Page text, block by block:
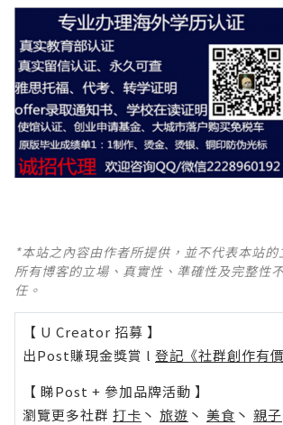
*本站之內容由作者所提供，並不代表本站
所有博客的立場、真實性、準確性及完整性
任。
【 U Creator 招募 】
出Post賺現金獎賞 l 登記《社群創作有價
【 睇Post + 參加品牌活動 】
瀏覽更多社群 打卡 丶 旅遊 丶 美食 丶 親子